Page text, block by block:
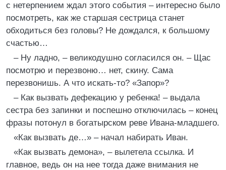
с нетерпением ждал этого события – интересно было
посмотреть, как же старшая сестрица станет
обходиться без головы? Не дождался, к большому
счастью…
– Ну ладно, – великодушно согласился он. – Щас
посмотрю и перезвоню… нет, скину. Сама
перезвонишь. А что искать-то? «Запор»?
– Как вызвать дефекацию у ребенка! – выдала
сестра без запинки и поспешно отключилась – конец
фразы потонул в богатырском реве Ивана-младшего.
«Как вызвать де…» – начал набирать Иван.
«Как вызвать демона», – вылетела ссылка. И
главное, ведь он на нее тогда даже внимания не